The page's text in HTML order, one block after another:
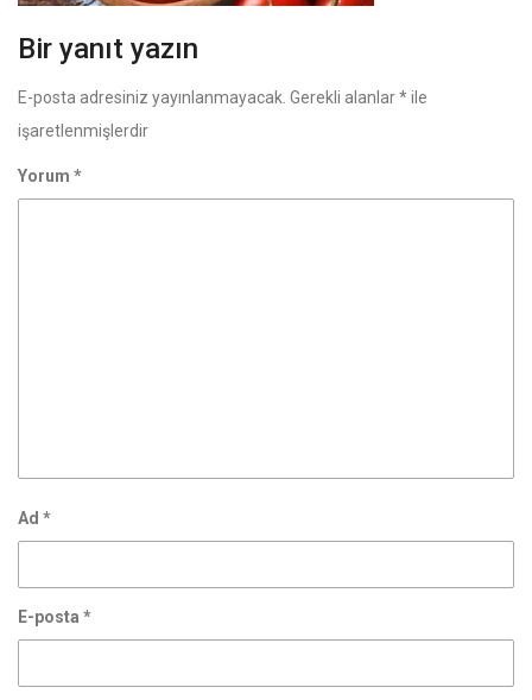
Bir yanıt yazın
E-posta adresiniz yayınlanmayacak. Gerekli alanlar*ile
işaretlenmişlerdir
Yorum *
Ad *
E-posta *